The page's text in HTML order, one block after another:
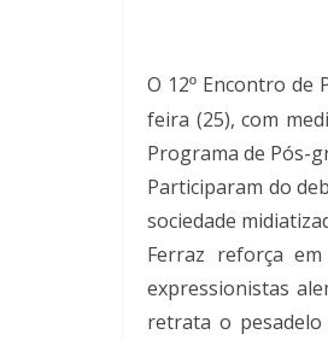
O 12º Encontro de
feira (25), com
Programa de Pós-
Participaram do
sociedade
Ferraz reforça
expressionistas
retrata o